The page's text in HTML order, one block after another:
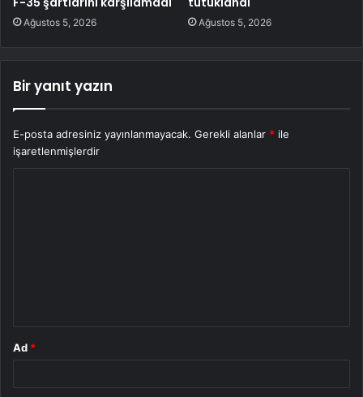
Ağustos 5, 2026 Ağustos 5, 2026
Bir yanıt yazın
E-posta adresiniz yayınlanmayacak. Gerekli alanlar * ile
işaretlenmişlerdir
Ad *